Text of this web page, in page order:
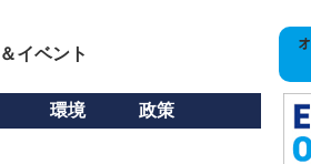
イベント
環境 政策